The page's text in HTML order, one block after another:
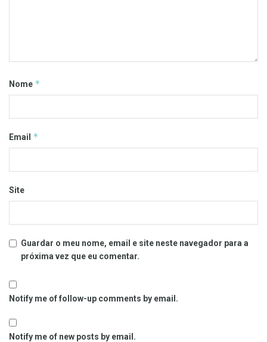
Nome *
Email *
Site
Guardar o meu nome, email e site neste navegador para a
próxima vez que eu comentar.
Notify me of follow-up comments by email.
Notify me of new posts by email.